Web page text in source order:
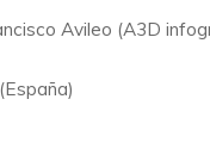
Avileo (A3D